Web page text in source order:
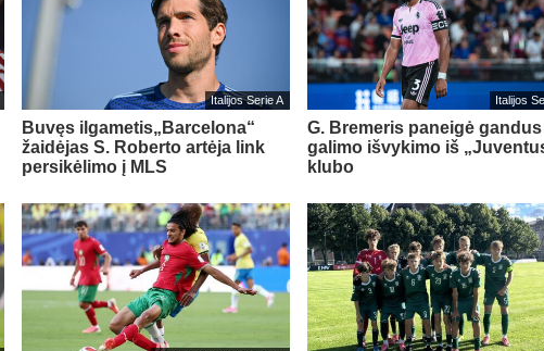
Italijos Serie A
Buvęs ilgametis„Barcelona“
žaidėjas S. Roberto artėja link
persikėlimo į MLS
Italijos
G. Bremeris paneigė gandus
galimo išvykimo iš
klubo